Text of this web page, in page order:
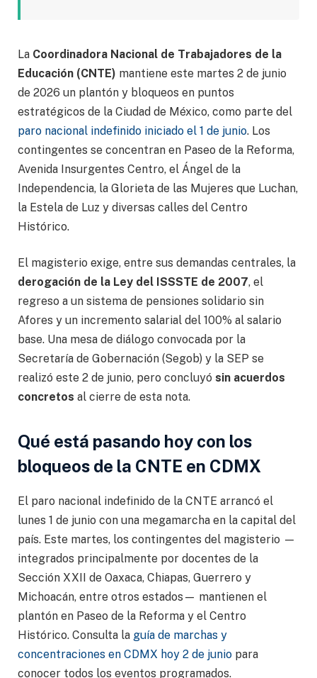
La Coordinadora Nacional de Trabajadores de la
Educación (CNTE) mantiene este martes 2 de junio
de 2026 un plantón y bloqueos en puntos
estratégicos de la Ciudad de México, como parte del
paro nacional indefinido iniciado el 1 de junio. Los
contingentes se concentran en Paseo de la Reforma,
Avenida Insurgentes Centro, el Ángel de la
Independencia, la Glorieta de las Mujeres que Luchan,
la Estela de Luz y diversas calles del Centro
Histórico.
El magisterio exige, entre sus demandas centrales, la
derogación de la Ley del ISSSTE de 2007, el
regreso a un sistema de pensiones solidario sin
Afores y un incremento salarial del 100% al salario
base. Una mesa de diálogo convocada por la
Secretaría de Gobernación (Segob) y la SEP se
realizó este 2 de junio, pero concluyó sin acuerdos
concretos al cierre de esta nota.
Qué está pasando hoy con los
bloqueos de la CNTE en CDMX
El paro nacional indefinido de la CNTE arrancó el
lunes 1 de junio con una megamarcha en la capital del
país. Este martes, los contingentes del magisterio —
integrados principalmente por docentes de la
Sección XXII de Oaxaca, Chiapas, Guerrero y
Michoacán, entre otros estados— mantienen el
plantón en Paseo de la Reforma y el Centro
Histórico. Consulta la guía de marchas y
concentraciones en CDMX hoy 2 de junio para
conocer todos los eventos programados.